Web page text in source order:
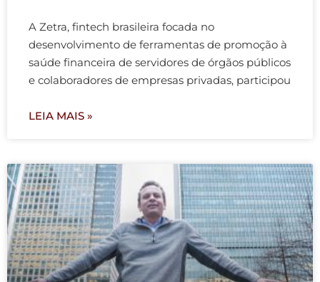
A Zetra, fintech brasileira focada no
desenvolvimento de ferramentas de promoção à
saúde financeira de servidores de órgãos públicos
e colaboradores de empresas privadas, participou
LEIA MAIS »